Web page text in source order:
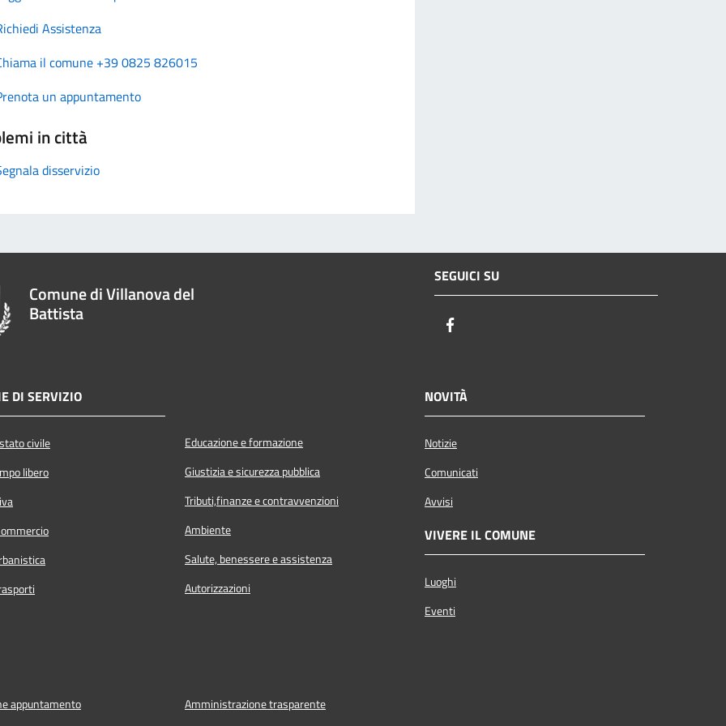
Assistenza
il comune +39 0825 826015
un appuntamento
in città
disservizio
Comune di Villanova del
Battista
SEGUICI SU
DI SERVIZIO
civile
libero
Educazione e formazione
Giustizia e sicurezza pubblica
Tributi,finanze e contravvenzioni
Ambiente
Salute, benessere e assistenza
Autorizzazioni
NOVITÀ
Notizie
Comunicati
Avvisi
VIVERE IL COMUNE
Luoghi
Eventi
appuntamento
Amministrazione trasparente